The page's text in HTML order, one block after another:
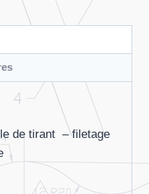
de tirant – filetage